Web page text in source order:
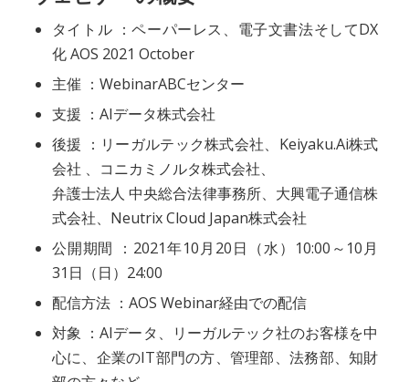
タイトル ：ペーパーレス、電子文書法そしてDX
化 AOS 2021 October
主催 ：WebinarABCセンター
支援 ：AIデータ株式会社
後援 ：リーガルテック株式会社、Keiyaku.Ai株式
会社 、コニカミノルタ株式会社、
弁護士法人 中央総合法律事務所、大興電子通信株
式会社、Neutrix Cloud Japan株式会社
公開期間 ：2021年10月20日（水）10:00～10月
31日（日）24:00
配信方法 ：AOS Webinar経由での配信
対象 ：AIデータ、リーガルテック社のお客様を中
心に、企業のIT部門の方、管理部、法務部、知財